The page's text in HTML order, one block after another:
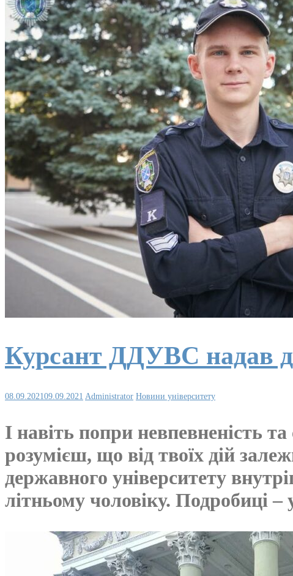
Курсант ДДУВС надав
08.09.202109.09.2021 Administrator Новини університету
І навіть попри невпевненість
розумієш, що від твоїх дій
державного університету
літньому чоловіку. Подробиці